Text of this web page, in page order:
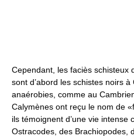
Cependant, les faciès schisteux
sont d’abord les schistes noirs
anaérobies, comme au
Calymènes ont reçu le nom de
ils témoignent d’une vie intense
Ostracodes, des Brachiopodes,